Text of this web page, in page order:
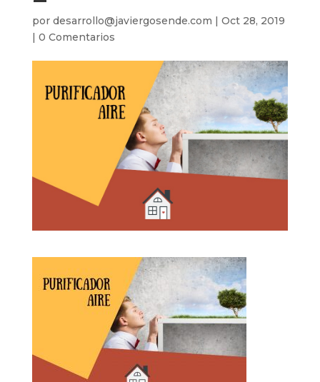
por desarrollo@javiergosende.com | Oct 28, 2019
| 0 Comentarios